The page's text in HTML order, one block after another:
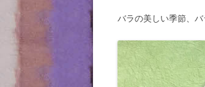
バラの美しい季節、